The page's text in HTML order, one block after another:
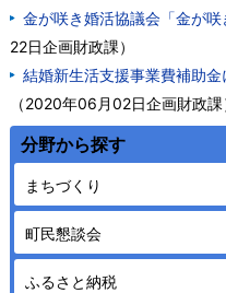
金が咲き婚活協議会「金が
22日企画財政課）
結婚新生活支援事業費補助
（2020年06月02日企画財政課
分野から探す
まちづくり
町民懇談会
ふるさと納税